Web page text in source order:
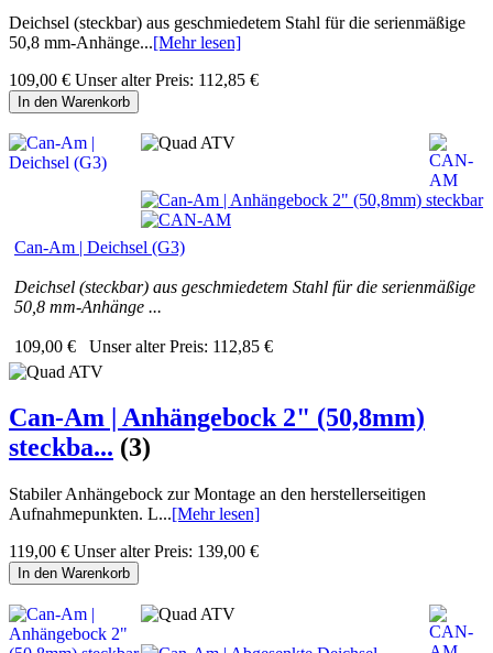
Deichsel (steckbar) aus geschmiedetem Stahl für die serienmäßige
50,8 mm-Anhänge...[Mehr lesen]
109,00 € Unser alter Preis: 112,85 €
In den Warenkorb
Can-Am | Deichsel (G3)
Deichsel (steckbar) aus geschmiedetem Stahl für die serienmäßige
50,8 mm-Anhänge ...
109,00 € Unser alter Preis: 112,85 €
Can-Am | Anhängebock 2" (50,8mm)
steckba... (3)
Stabiler Anhängebock zur Montage an den herstellerseitigen
Aufnahmepunkten. L...[Mehr lesen]
119,00 € Unser alter Preis: 139,00 €
In den Warenkorb